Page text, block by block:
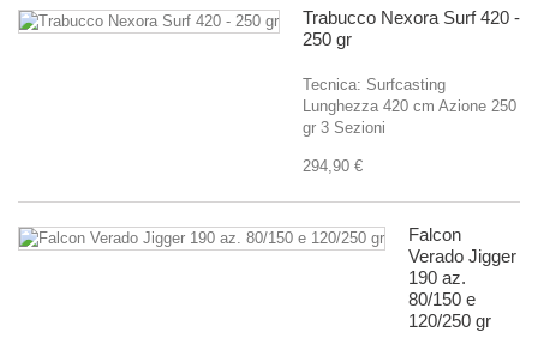
Trabucco Nexora Surf 420 -
250 gr
Tecnica: Surfcasting
Lunghezza 420 cm Azione 250
gr 3 Sezioni
294,90 €
Falcon
Verado Jigger
190 az.
80/150 e
120/250 gr